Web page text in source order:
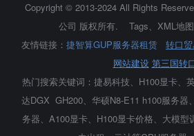
Copyright © 2013-2024 All Rights
公司 版权所有. Tags、 XML地图
友情链接： 捷智算GUP服务器租赁 转口
网站建设 第三国转
热门搜索关键词：捷易科技、H100显卡、
达DGX GH200、华硕N8-E11 h100服务器
务器、A100显卡、H100显卡价格、大模型